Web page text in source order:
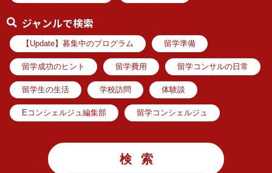
ジャンルで検索
【Update】募集中のプログラム 留学準備
留学成功のヒント 留学費用 留学コンサルの日常
留学生の生活 学校訪問 体験談
Eコンシェルジュ編集部 留学コンシェルジュ